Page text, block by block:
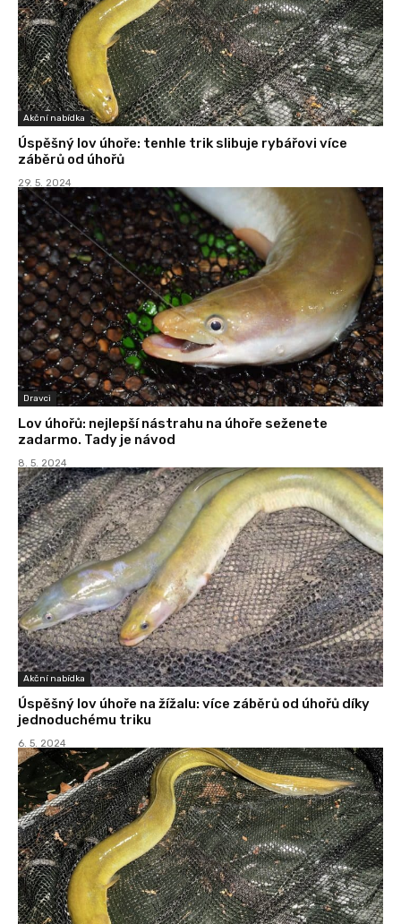
Akční nabídka
Úspěšný lov úhoře: tenhle trik slibuje rybářovi více
záběrů od úhořů
29. 5. 2024
Dravci
Lov úhořů: nejlepší nástrahu na úhoře seženete
zadarmo. Tady je návod
8. 5. 2024
Akční nabídka
Úspěšný lov úhoře na žížalu: více záběrů od úhořů díky
jednoduchému triku
6. 5. 2024